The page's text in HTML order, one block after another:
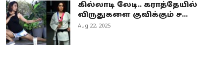
கில்லாடி லேடி.. கராத்தேயில்
விருதுகளை குவிக்கும் ச...
Aug 22, 2025